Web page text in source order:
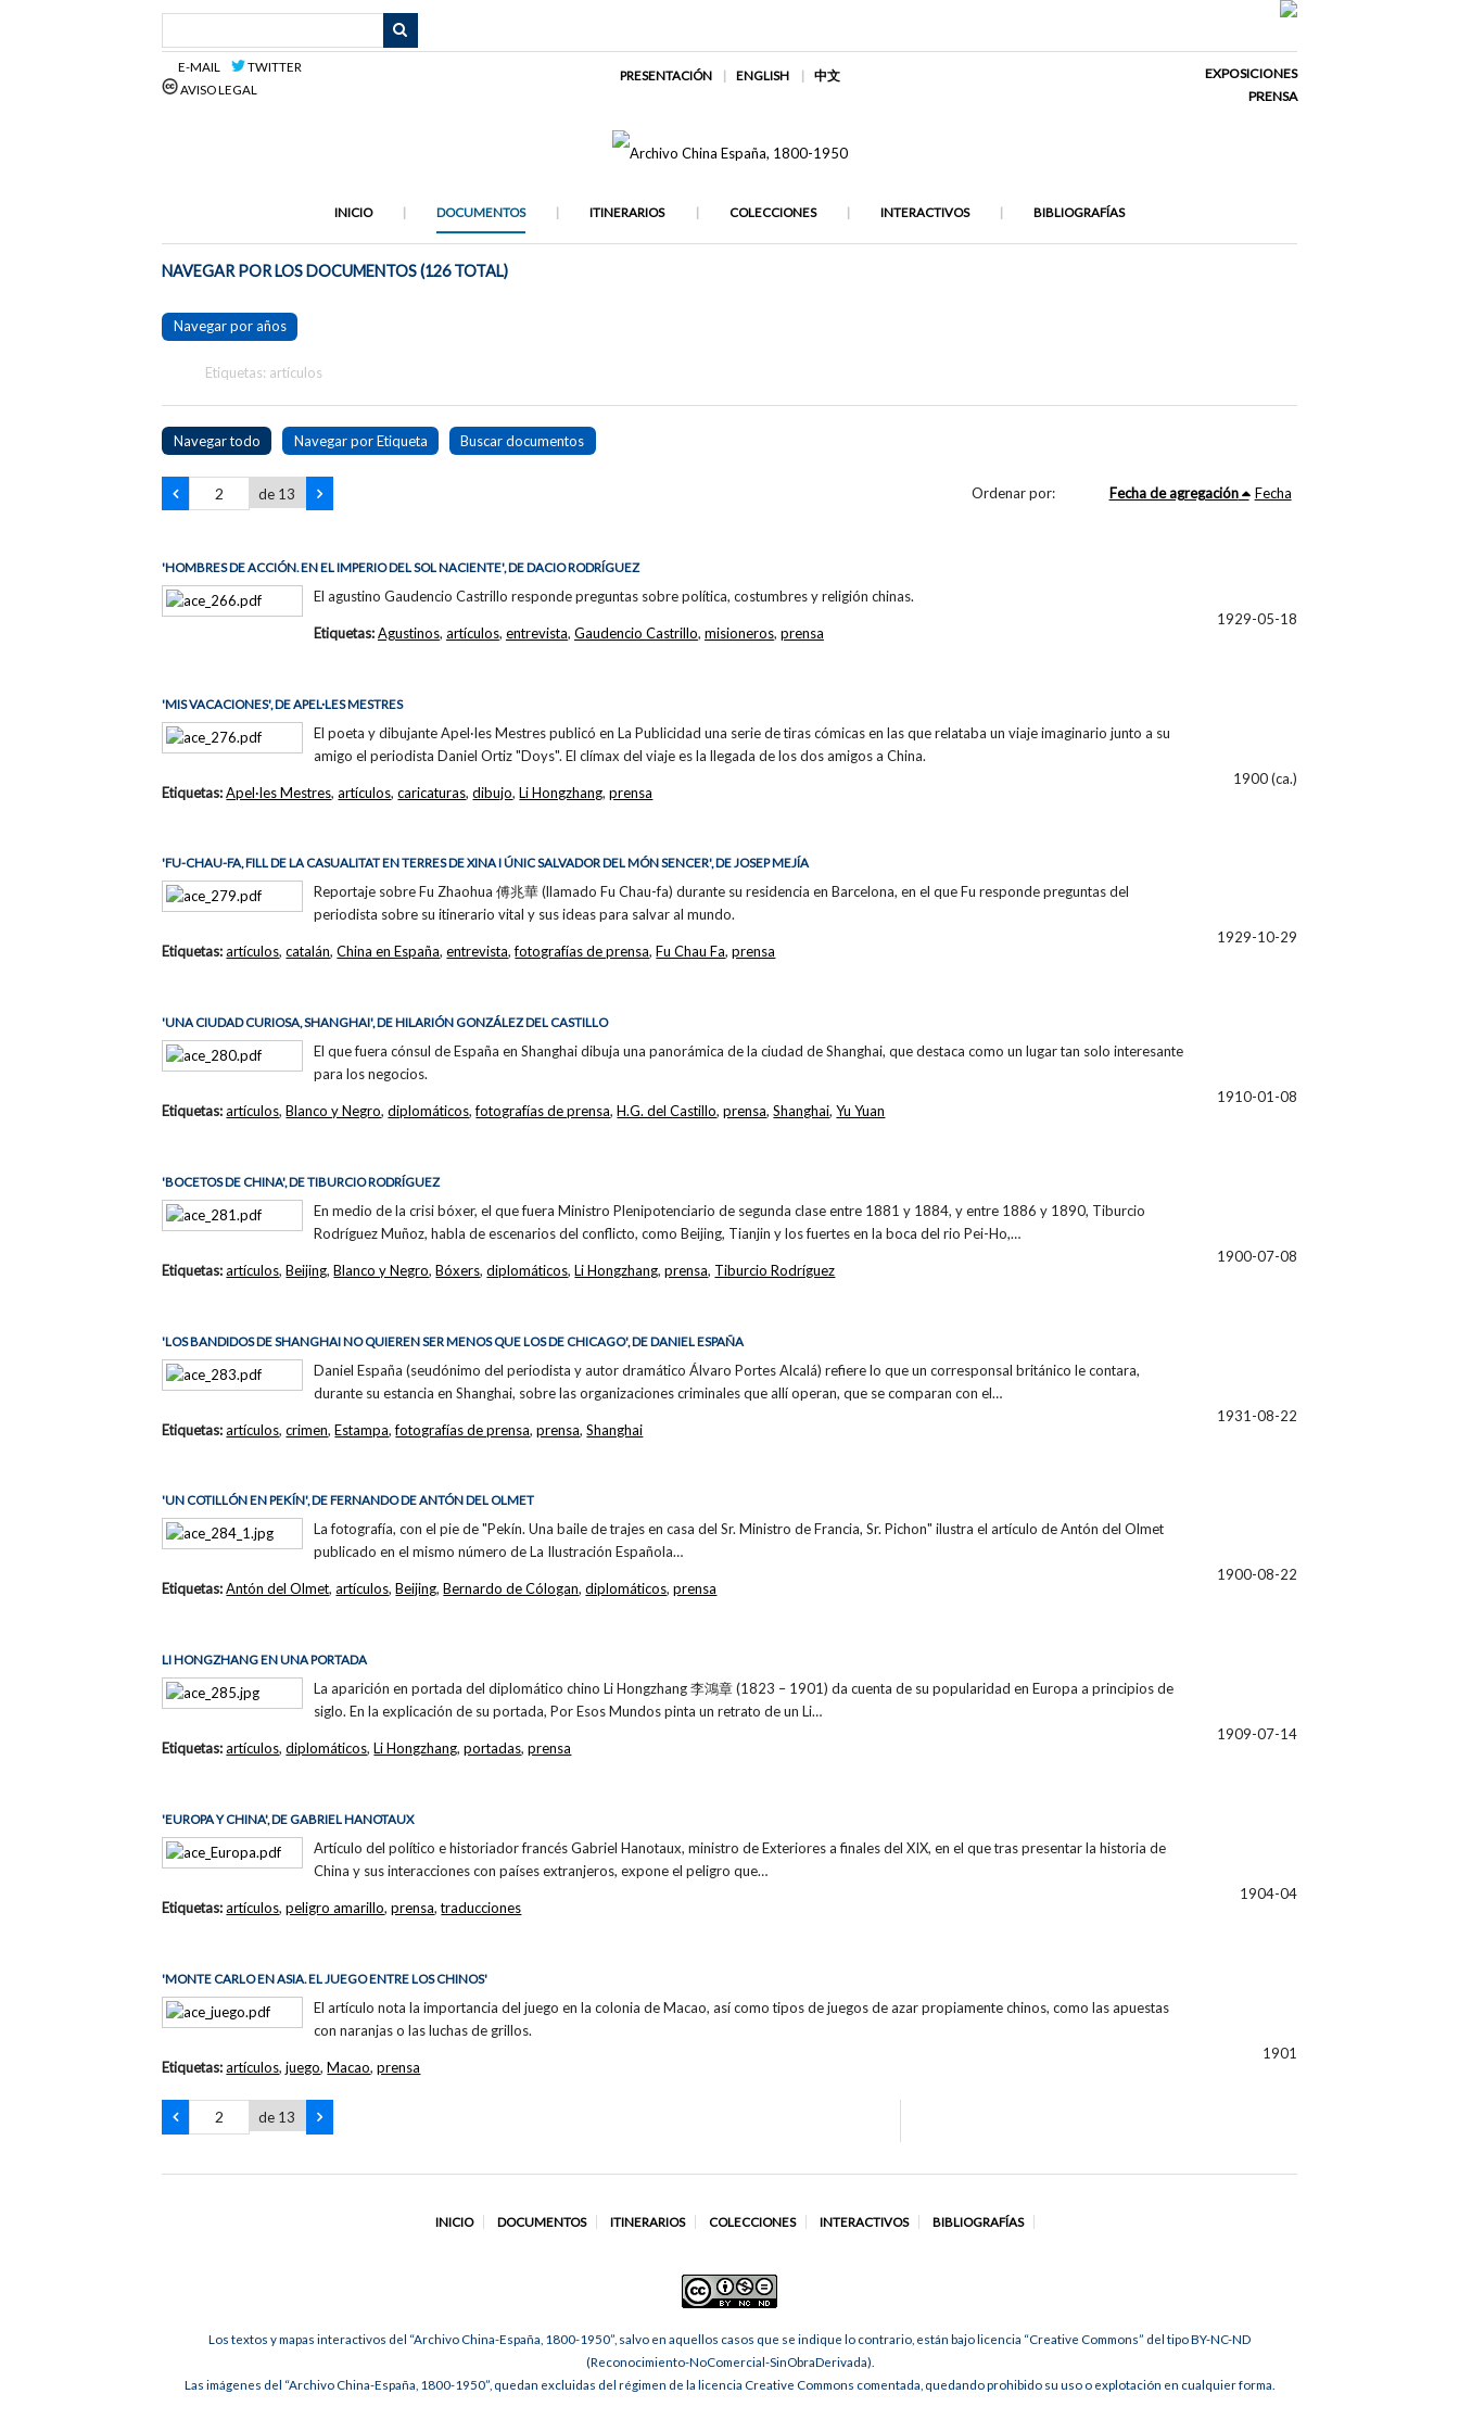
E-MAIL
TWITTER
AVISO LEGAL
PRESENTACIÓN ENGLISH 中文
EXPOSICIONES
PRENSA
INICIO DOCUMENTOS ITINERARIOS COLECCIONES INTERACTIVOS BIBLIOGRAFÍAS
NAVEGAR POR LOS DOCUMENTOS (126 TOTAL)
Navegar por años
Etiquetas: artículos
Navegar todo Navegar por Etiqueta Buscar documentos
de 13 Ordenar por: Fecha de agregación Fecha
'HOMBRES DE ACCIÓN. EN EL IMPERIO DEL SOL NACIENTE', DE DACIO RODRÍGUEZ
El agustino Gaudencio Castrillo responde preguntas sobre política, costumbres y religión chinas.
1929-05-18
Etiquetas:Agustinos, artículos, entrevista, Gaudencio Castrillo, misioneros, prensa
'MIS VACACIONES', DE APEL·LES MESTRES
El poeta y dibujante Apel·les Mestres publicó en La Publicidad una serie de tiras cómicas en las que relataba un viaje imaginario junto a su
amigo el periodista Daniel Ortiz "Doys". El clímax del viaje es la llegada de los dos amigos a China.
1900 (ca.)
Etiquetas:Apel·les Mestres,artículos,caricaturas,dibujo,Li Hongzhang,prensa
'FU-CHAU-FA, FILL DE LA CASUALITAT EN TERRES DE XINA I ÚNIC SALVADOR DEL MÓN SENCER', DE JOSEP MEJÍA
Reportaje sobre Fu Zhaohua 傅兆華 (llamado Fu Chau-fa) durante su residencia en Barcelona, en el que Fu responde preguntas del
periodista sobre su itinerario vital y sus ideas para salvar al mundo.
1929-10-29
Etiquetas:artículos,catalán,China en España,entrevista,fotografías de prensa,Fu Chau Fa,prensa
'UNA CIUDAD CURIOSA, SHANGHAI', DE HILARIÓN GONZÁLEZ DEL CASTILLO
El que fuera cónsul de España en Shanghai dibuja una panorámica de la ciudad de Shanghai, que destaca como un lugar tan solo interesante
para los negocios.
1910-01-08
Etiquetas:artículos,Blanco y Negro,diplomáticos,fotografías de prensa,H.G. del Castillo,prensa,Shanghai,Yu Yuan
'BOCETOS DE CHINA', DE TIBURCIO RODRÍGUEZ
En medio de la crisi bóxer, el que fuera Ministro Plenipotenciario de segunda clase entre 1881 y 1884, y entre 1886 y 1890, Tiburcio
Rodríguez Muñoz, habla de escenarios del conflicto, como Beijing, Tianjin y los fuertes en la boca del rio Pei-Ho,…
1900-07-08
Etiquetas:artículos,Beijing,Blanco y Negro,Bóxers,diplomáticos,Li Hongzhang,prensa, Tiburcio Rodríguez
'LOS BANDIDOS DE SHANGHAI NO QUIEREN SER MENOS QUE LOS DE CHICAGO', DE DANIEL ESPAÑA
Daniel España (seudónimo del periodista y autor dramático Álvaro Portes Alcalá) refiere lo que un corresponsal británico le contara,
durante su estancia en Shanghai, sobre las organizaciones criminales que allí operan, que se comparan con el…
1931-08-22
Etiquetas:artículos,crimen,Estampa,fotografías de prensa,prensa,Shanghai
'UN COTILLÓN EN PEKÍN', DE FERNANDO DE ANTÓN DEL OLMET
La fotografía, con el pie de "Pekín. Una baile de trajes en casa del Sr. Ministro de Francia, Sr. Pichon" ilustra el artículo de Antón del Olmet
publicado en el mismo número de La Ilustración Española…
1900-08-22
Etiquetas:Antón del Olmet,artículos,Beijing,Bernardo de Cólogan,diplomáticos,prensa
LI HONGZHANG EN UNA PORTADA
La aparición en portada del diplomático chino Li Hongzhang 李鴻章 (1823 – 1901) da cuenta de su popularidad en Europa a principios de
siglo. En la explicación de su portada, Por Esos Mundos pinta un retrato de un Li…
1909-07-14
Etiquetas:artículos,diplomáticos,Li Hongzhang,portadas,prensa
'EUROPA Y CHINA', DE GABRIEL HANOTAUX
Artículo del político e historiador francés Gabriel Hanotaux, ministro de Exteriores a finales del XIX, en el que tras presentar la historia de
China y sus interacciones con países extranjeros, expone el peligro que…
1904-04
Etiquetas:artículos,peligro amarillo,prensa,traducciones
'MONTE CARLO EN ASIA. EL JUEGO ENTRE LOS CHINOS'
El artículo nota la importancia del juego en la colonia de Macao, así como tipos de juegos de azar propiamente chinos, como las apuestas
con naranjas o las luchas de grillos.
1901
Etiquetas:artículos,juego,Macao,prensa
de 13
INICIO DOCUMENTOS ITINERARIOS COLECCIONES INTERACTIVOS BIBLIOGRAFÍAS
Los textos y mapas interactivos del “Archivo China-España, 1800-1950”, salvo en aquellos casos que se indique lo contrario, están bajo licencia “Creative Commons” del tipo BY-NC-ND
(Reconocimiento-NoComercial-SinObraDerivada).
Las imágenes del “Archivo China-España, 1800-1950”, quedan excluidas del régimen de la licencia Creative Commons comentada, quedando prohibido su uso o explotación en cualquier forma.